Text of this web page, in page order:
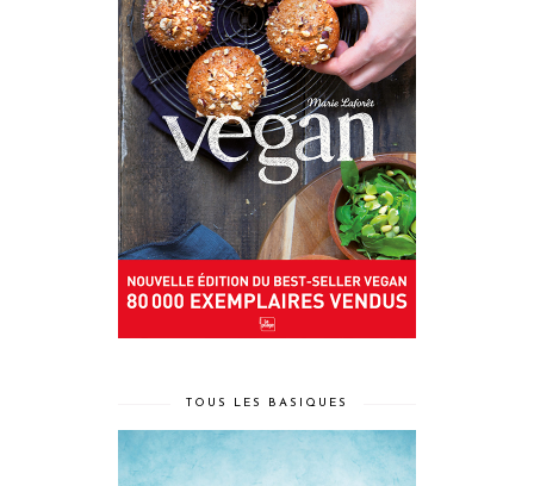
TOUS LES BASIQUES